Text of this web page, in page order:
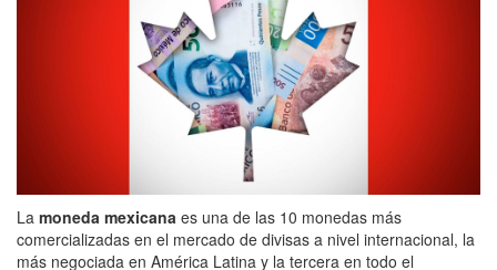
La moneda mexicana es una de las 10 monedas más
comercializadas en el mercado de divisas a nivel internacional, la
más negociada en América Latina y la tercera en todo el